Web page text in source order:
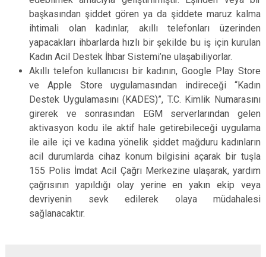
başkasından şiddet gören ya da şiddete maruz kalma
ihtimali olan kadınlar, akıllı telefonları üzerinden
yapacakları ihbarlarda hızlı bir şekilde bu iş için kurulan
Kadın Acil Destek İhbar Sistemi’ne ulaşabiliyorlar.
Akıllı telefon kullanıcısı bir kadının, Google Play Store
ve Apple Store uygulamasından indireceği “Kadın
Destek Uygulamasını (KADES)”, T.C. Kimlik Numarasını
girerek ve sonrasından EGM serverlarından gelen
aktivasyon kodu ile aktif hale getirebileceği uygulama
ile aile içi ve kadına yönelik şiddet mağduru kadınların
acil durumlarda cihaz konum bilgisini açarak bir tuşla
155 Polis İmdat Acil Çağrı Merkezine ulaşarak, yardım
çağrısının yapıldığı olay yerine en yakın ekip veya
devriyenin sevk edilerek olaya müdahalesi
sağlanacaktır.